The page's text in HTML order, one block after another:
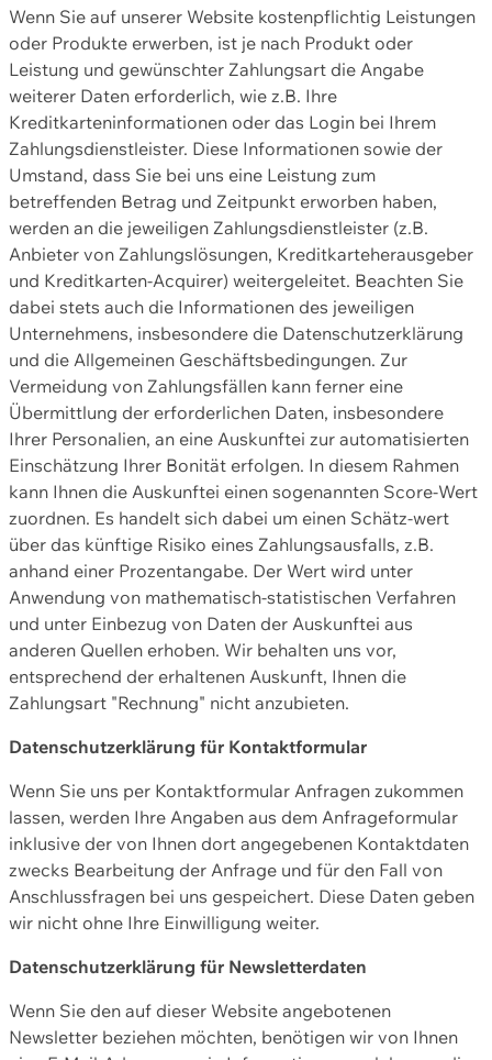
Wenn Sie auf unserer Website kostenpflichtig Leistungen
oder Produkte erwerben, ist je nach Produkt oder
Leistung und gewünschter Zahlungsart die Angabe
weiterer Daten erforderlich, wie z.B. Ihre
Kreditkarteninformationen oder das Login bei Ihrem
Zahlungsdienstleister. Diese Informationen sowie der
Umstand, dass Sie bei uns eine Leistung zum
betreffenden Betrag und Zeitpunkt erworben haben,
werden an die jeweiligen Zahlungsdienstleister (z.B.
Anbieter von Zahlungslösungen, Kreditkarteherausgeber
und Kreditkarten-Acquirer) weitergeleitet. Beachten Sie
dabei stets auch die Informationen des jeweiligen
Unternehmens, insbesondere die Datenschutzerklärung
und die Allgemeinen Geschäftsbedingungen. Zur
Vermeidung von Zahlungsfällen kann ferner eine
Übermittlung der erforderlichen Daten, insbesondere
Ihrer Personalien, an eine Auskunftei zur automatisierten
Einschätzung Ihrer Bonität erfolgen. In diesem Rahmen
kann Ihnen die Auskunftei einen sogenannten Score-Wert
zuordnen. Es handelt sich dabei um einen Schätz-wert
über das künftige Risiko eines Zahlungsausfalls, z.B.
anhand einer Prozentangabe. Der Wert wird unter
Anwendung von mathematisch-statistischen Verfahren
und unter Einbezug von Daten der Auskunftei aus
anderen Quellen erhoben. Wir behalten uns vor,
entsprechend der erhaltenen Auskunft, Ihnen die
Zahlungsart "Rechnung" nicht anzubieten.
Datenschutzerklärung für Kontaktformular
Wenn Sie uns per Kontaktformular Anfragen zukommen
lassen, werden Ihre Angaben aus dem Anfrageformular
inklusive der von Ihnen dort angegebenen Kontaktdaten
zwecks Bearbeitung der Anfrage und für den Fall von
Anschlussfragen bei uns gespeichert. Diese Daten geben
wir nicht ohne Ihre Einwilligung weiter.
Datenschutzerklärung für Newsletterdaten
Wenn Sie den auf dieser Website angebotenen
Newsletter beziehen möchten, benötigen wir von Ihnen